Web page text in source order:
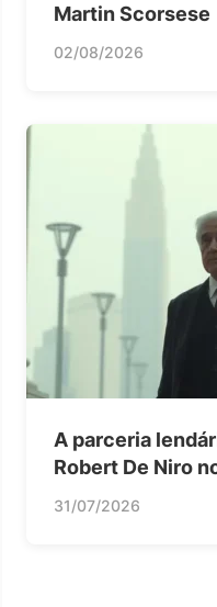
Martin Scorsese
02/08/2026
A parceria
Robert De Niro
31/07/2026